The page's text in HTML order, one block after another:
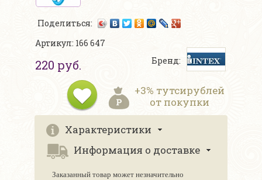
Поделиться:
Артикул: 166 647
220 руб. Бренд:
+3% тутсирублей
от покупки
Характеристики
Информация о доставке
Заказанный товар может незначительно